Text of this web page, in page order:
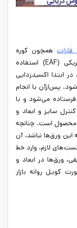
فلزات همچون کوره
اکسیژن قلیایی (BOF) و کوره قوس الکتریکی (EAF) استفاده
ابتدا اکسیدزدایی
پس‌ازآن با انجام
می‌شود و با
سایز و ابعاد و
محصول است. چنانچه
این ورق‌ها نباشد، آن
لازم، وارد خط
ورق‌ها در ابعاد و
روانه بازار